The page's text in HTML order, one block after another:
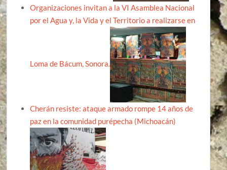
Organizaciones invitan a la VI Asamblea Nacional
por el Agua y, la Vida y el Territorio a realizarse en
Loma de Bácum, Sonora.
Cherán resiste: ataque armado rompe 14 años de
paz en la comunidad purépecha (Michoacán)